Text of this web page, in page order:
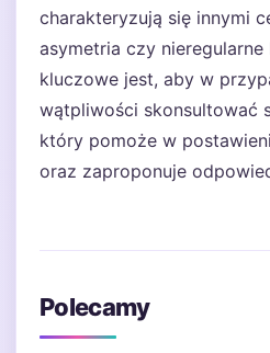
charakteryzują się innymi
asymetria czy
kluczowe jest, aby w
wątpliwości skonsultować
który pomoże w
oraz zaproponuje
Polecamy